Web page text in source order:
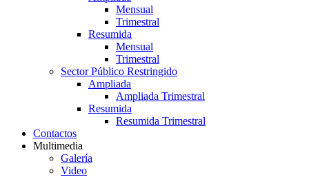
Mensual
Trimestral
Resumida
Mensual
Trimestral
Sector Público Restringido
Ampliada
Ampliada Trimestral
Resumida
Resumida Trimestral
Contactos
Multimedia
Galería
Video